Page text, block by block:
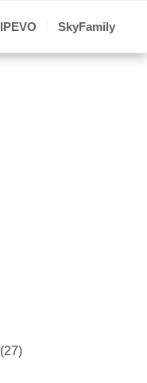
IPEVO SkyFamily
(27)